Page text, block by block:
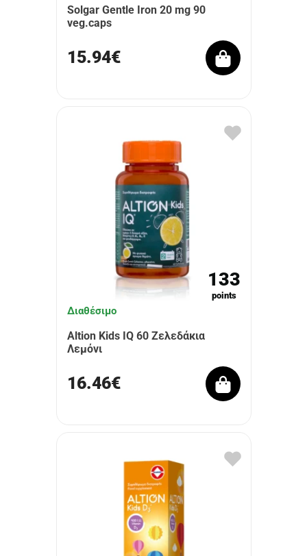
Solgar Gentle Iron 20 mg 90
veg.caps
15.94€
133
points
Διαθέσιμο
Altion Kids IQ 60 Ζελεδάκια
Λεμόνι
16.46€